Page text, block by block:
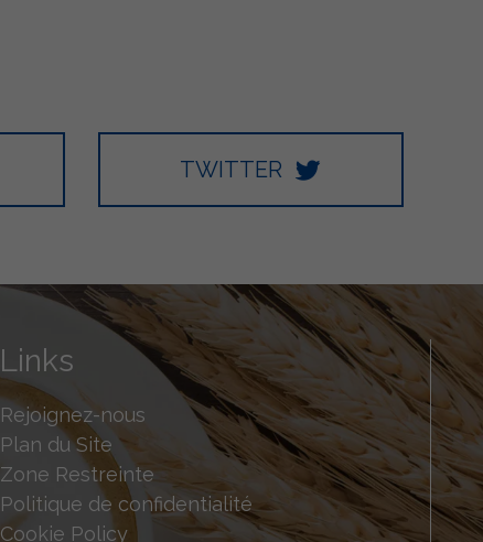
TWITTER
Links
Rejoignez-nous
Plan du Site
Zone Restreinte
Politique de confidentialité
Cookie Policy